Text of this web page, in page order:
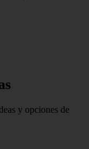
y opciones de